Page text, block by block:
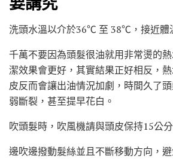
洗頭水溫以介於36℃ 至 38℃，接近體
千萬不要因為頭髮很油就用非常燙的
潔效果會更好，其實結果正好相反，
皮反而會讓出油情況加劇，時間久了
弱斷裂，甚至提早花白。
吹頭髮時，吹風機請與頭皮保持15公分
邊吹邊撥動髮絲並且不斷移動方向，